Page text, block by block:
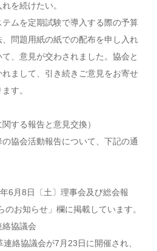
を続けたい。
ムを定期試験で導入する際の予算
問題用紙の紙での配布を申し入れ
、意見が交わされました。協会と
まして、引き続きご意見をお寄せ
す。
する報告と意見交換）
協会活動報告について、下記の通
6月8日〔土〕理事会及び総会報
お知らせ」欄に掲載しています。
絡協議会
絡協議会が7月23日に開催され、